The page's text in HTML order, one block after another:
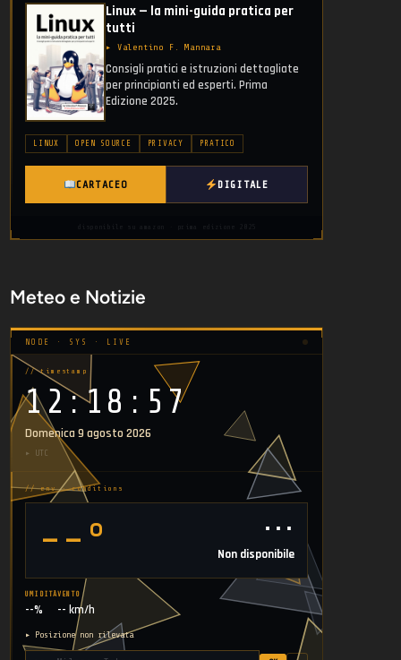
Linux — la mini-guida pratica per
tutti
▸ Valentino F. Mannara
Consigli pratici e istruzioni dettagliate
per principianti ed esperti. Prima
Edizione 2025.
LINUX OPEN SOURCE PRIVACY PRATICO
CARTACEO DIGITALE
Meteo e Notizie
NODE · SYS · LIVE
// timestamp
12:18:58
Domenica 9 agosto 2026
▸ UTC
// env · conditions
--° ⋯
Non disponibile
UMIDITÀ
--%
VENTO
-- km/h
▸ Posizione non rilevata